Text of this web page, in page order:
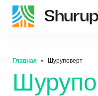
Главная Шуруповерт